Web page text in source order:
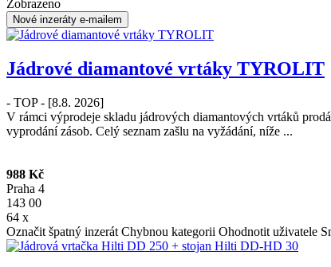
Zobrazeno
Nové inzeráty e-mailem
Jádrové diamantové vrtáky TYROLIT
- TOP- [8.8. 2026]
V rámci výprodeje skladu jádrových diamantových vrtáků
vyprodání zásob. Celý seznam zašlu na vyžádání, níže ...
988 Kč
Praha 4
143 00
64 x
Označit špatný inzerát Chybnou kategorii Ohodnotit uživatele